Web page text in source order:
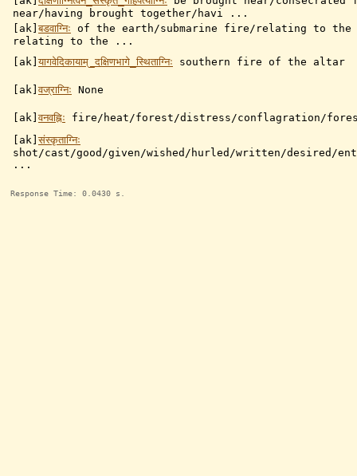
near/having brought together/havi ...
[ak]बडवाग्निः of the earth/submarine fire/relating to the
relating to the ...
[ak]यागवेदिकायाम्_दक्षिणभागे_स्थिताग्निः southern fire of the altar
[ak]वज्राग्निः None
[ak]वनवह्निः fire/heat/forest/distress/conflagration/
[ak]संस्कृताग्निः
shot/cast/good/given/wished/hurled/written/desired/
...
Response Time: 0.0430 s.